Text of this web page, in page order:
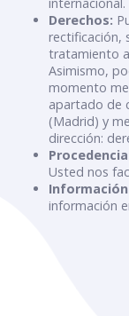
Derechos:
rectificación,
tratamiento
Asimismo,
momento
apartado de
(Madrid) y
dirección:
Usted nos
información